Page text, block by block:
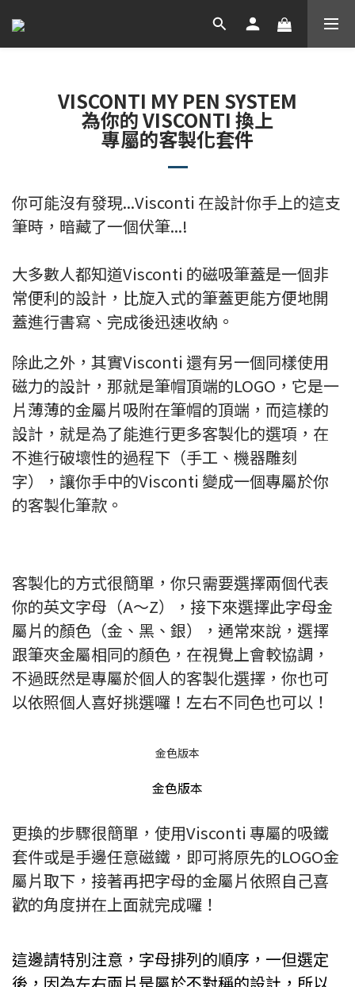
VISCONTI MY PEN SYSTEM
為你的 VISCONTI 換上
專屬的客製化套件
你可能沒有發現...Visconti 在設計你手上的這支
筆時，暗藏了一個伏筆...!
大多數人都知道Visconti 的磁吸筆蓋是一個非
常便利的設計，比旋入式的筆蓋更能方便地開
蓋進行書寫、完成後迅速收納。
除此之外，其實Visconti 還有另一個同樣使用
磁力的設計，那就是筆帽頂端的LOGO，它是一
片薄薄的金屬片吸附在筆帽的頂端，而這樣的
設計，就是為了能進行更多客製化的選項，在
不進行破壞性的過程下（手工、機器雕刻
字），讓你手中的Visconti 變成一個專屬於你
的客製化筆款。
客製化的方式很簡單，你只需要選擇兩個代表
你的英文字母（A～Z），接下來選擇此字母金
屬片的顏色（金、黑、銀），通常來說，選擇
跟筆夾金屬相同的顏色，在視覺上會較協調，
不過既然是專屬於個人的客製化選擇，你也可
以依照個人喜好挑選囉！左右不同色也可以！
金色版本
金色版本
更換的步驟很簡單，使用Visconti 專屬的吸鐵
套件或是手邊任意磁鐵，即可將原先的LOGO金
屬片取下，接著再把字母的金屬片依照自己喜
歡的角度拼在上面就完成囉！
這邊請特別注意，字母排列的順序，一但選定